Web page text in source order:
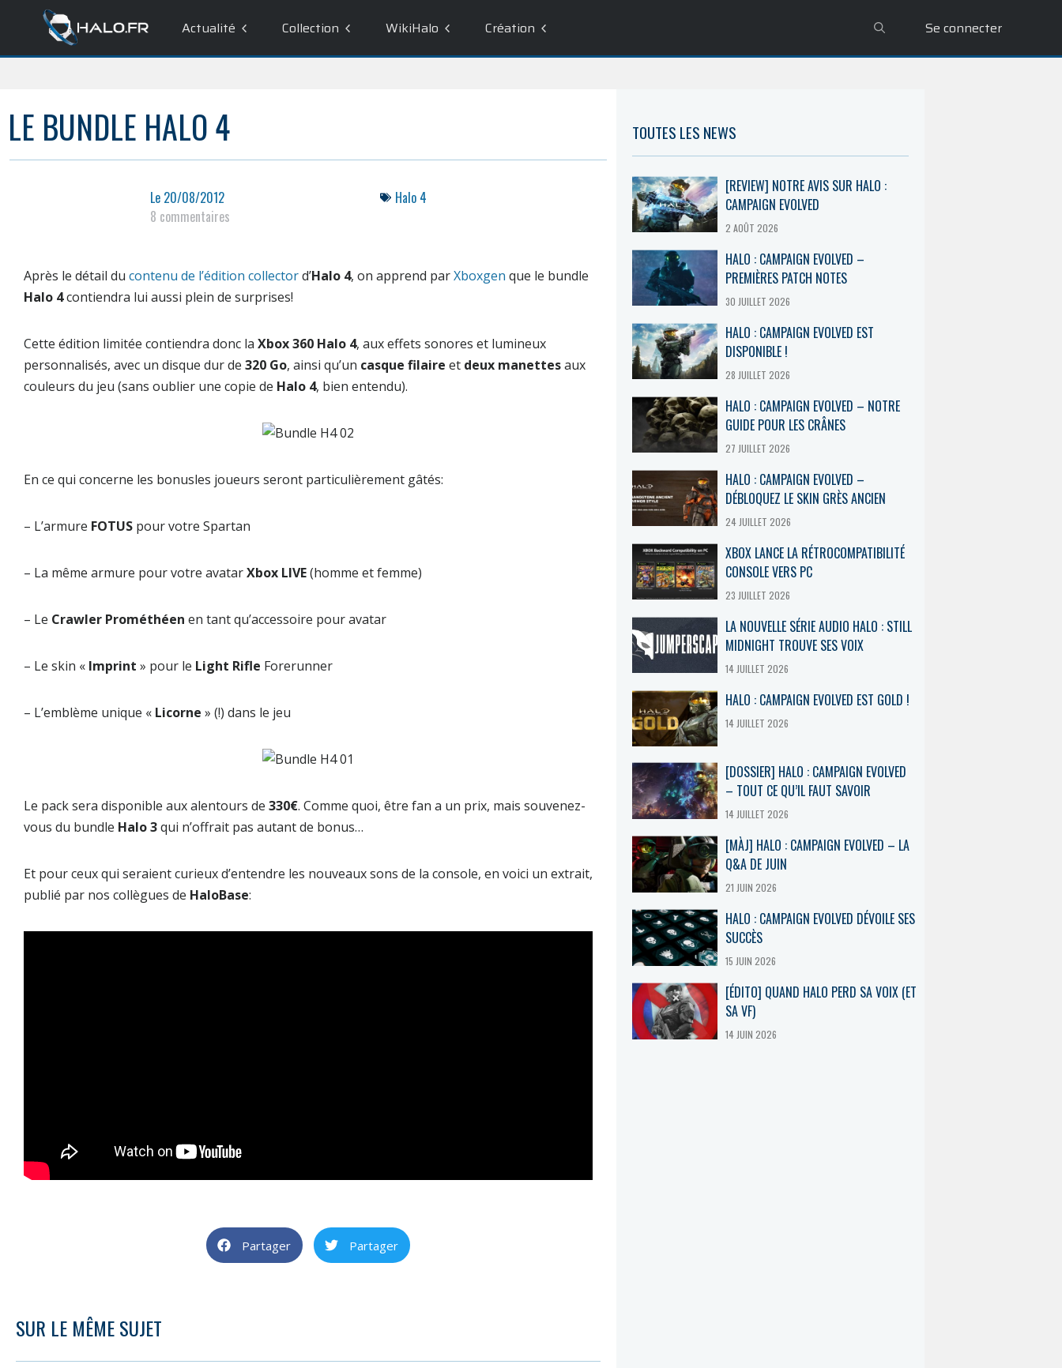
Actualité Collection WikiHalo Création Se connecter
LE BUNDLE HALO 4
Le 20/08/2012
8 commentaires
Halo 4
Après le détail du contenu de l’édition collectord’Halo 4, on apprend parXboxgen que le bundle
Halo 4contiendra lui aussi plein de surprises!
Cette édition limitée contiendra donc la Xbox 360 Halo 4, aux effets sonores et lumineux
personnalisés, avec un disque dur de 320 Go, ainsi qu’un casque filaire et deux manettesaux
couleurs du jeu (sans oublier une copie de Halo 4, bien entendu).
En ce qui concerne les bonusles joueurs seront particulièrement gâtés:
– L’armure FOTUS pour votre Spartan
– La même armure pour votre avatarXbox LIVE(homme et femme)
– Le Crawler Prométhéen en tant qu’accessoire pour avatar
– Le skin « Imprint » pour le Light Rifle Forerunner
– L’emblème unique « Licorne » (!) dans le jeu
Le pack sera disponible aux alentours de 330€. Comme quoi, être fan a un prix, mais souvenez-
vous du bundle Halo 3qui n’offrait pas autant de bonus…
Et pour ceux qui seraient curieux d’entendre les nouveaux sons de la console, en voici un extrait,
publié par nos collègues de HaloBase:
Partager Partager
SUR LE MÊME SUJET
TOUTES LES NEWS
[REVIEW] NOTRE AVIS SUR HALO :
CAMPAIGN EVOLVED
2 AOÛT 2026
HALO : CAMPAIGN EVOLVED –
PREMIÈRES PATCH NOTES
30 JUILLET 2026
HALO : CAMPAIGN EVOLVED EST
DISPONIBLE !
28 JUILLET 2026
HALO : CAMPAIGN EVOLVED – NOTRE
GUIDE POUR LES CRÂNES
27 JUILLET 2026
HALO : CAMPAIGN EVOLVED –
DÉBLOQUEZ LE SKIN GRÈS ANCIEN
24 JUILLET 2026
XBOX LANCE LA RÉTROCOMPATIBILITÉ
CONSOLE VERS PC
23 JUILLET 2026
LA NOUVELLE SÉRIE AUDIO HALO : STILL
MIDNIGHT TROUVE SES VOIX
14 JUILLET 2026
HALO : CAMPAIGN EVOLVED EST GOLD !
14 JUILLET 2026
[DOSSIER] HALO : CAMPAIGN EVOLVED
– TOUT CE QU’IL FAUT SAVOIR
14 JUILLET 2026
[MÀJ] HALO : CAMPAIGN EVOLVED – LA
Q&A DE JUIN
21 JUIN 2026
HALO : CAMPAIGN EVOLVED DÉVOILE SES
SUCCÈS
15 JUIN 2026
[ÉDITO] QUAND HALO PERD SA VOIX (ET
SA VF)
14 JUIN 2026